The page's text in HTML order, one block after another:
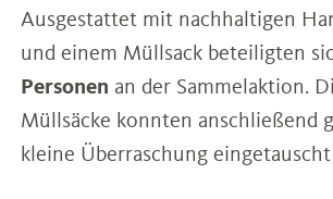
Ausgestattet mit nachhaltigen
und einem Müllsack beteiligten
Personen an der Sammelaktion.
Müllsäcke konnten anschließend
kleine Überraschung